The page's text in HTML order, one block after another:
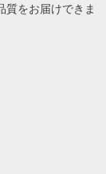
質をお届けできま